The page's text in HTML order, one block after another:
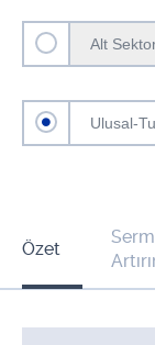
Alt
Ulusal-
Özet